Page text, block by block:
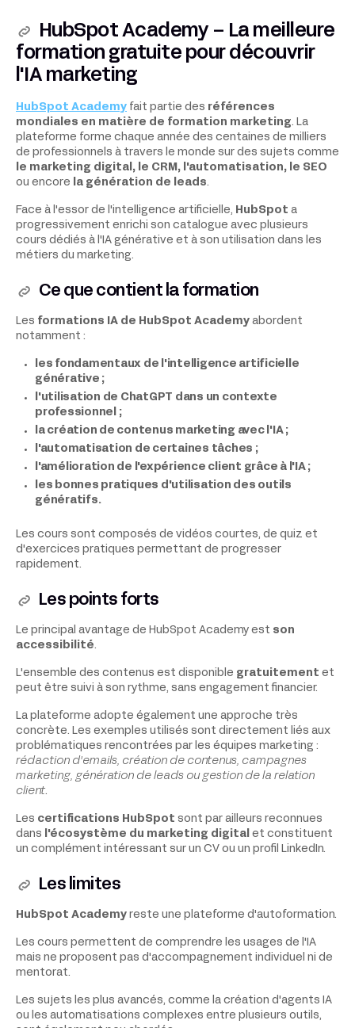
HubSpot Academy – La meilleure
formation gratuite pour découvrir
l'IA marketing
HubSpot Academy fait partie des références
mondiales en matière de formation marketing. La
plateforme forme chaque année des centaines de milliers
de professionnels à travers le monde sur des sujets comme
le marketing digital, le CRM, l'automatisation, le SEO
ou encore
la génération de leads.
Face à l'essor de l'intelligence artificielle, HubSpot a
progressivement enrichi son catalogue avec plusieurs
cours dédiés à l'IA générative et à son utilisation dans les
métiers du marketing.
Ce que contient la formation
Les formations IA de HubSpot Academy abordent
notamment :
les fondamentaux de l'intelligence artificielle
générative ;
l'utilisation de ChatGPT dans un contexte
professionnel ;
la création de contenus marketing avec l'IA ;
l'automatisation de certaines tâches ;
l'amélioration de l'expérience client grâce à l'IA ;
les bonnes pratiques d'utilisation des outils
génératifs.
Les cours sont composés de vidéos courtes, de quiz et
d'exercices pratiques permettant de progresser
rapidement.
Les points forts
Le principal avantage de HubSpot Academy est son
accessibilité.
L'ensemble des contenus est disponible gratuitement et
peut être suivi à son rythme, sans engagement financier.
La plateforme adopte également une approche très
concrète. Les exemples utilisés sont directement liés aux
problématiques rencontrées par les équipes marketing :
rédaction d'emails, création de contenus, campagnes
marketing, génération de leads ou gestion de la relation
client.
Les certifications HubSpot sont par ailleurs reconnues
dans
l'écosystème du marketing digital et constituent
un complément intéressant sur un CV ou un profil LinkedIn.
Les limites
HubSpot Academy reste une plateforme d'autoformation.
Les cours permettent de comprendre les usages de l'IA
mais ne proposent pas d'accompagnement individuel ni de
mentorat.
Les sujets les plus avancés, comme la création d'agents IA
ou les automatisations complexes entre plusieurs outils,